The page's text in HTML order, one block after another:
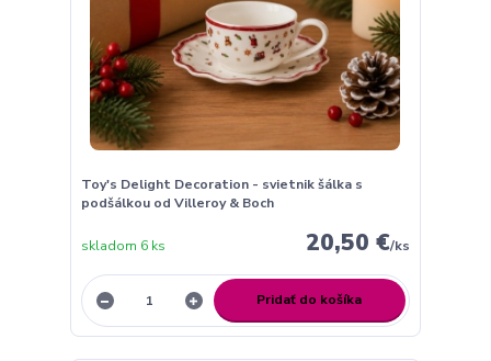
Toy's Delight Decoration - svietnik šálka s
podšálkou od Villeroy & Boch
20,50 €/ks
skladom 6 ks
Pridať do košíka